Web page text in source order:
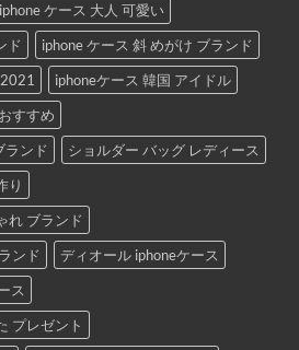
iphone ケース 大人 可愛い
ド
iphone ケース 斜 めがけ ブランド
iphoneケース 韓国 アイドル
すすめ
ランド
ショルダー バッグ レディース
り
れ ブランド
ンド
ディオール iphoneケース
ス
プレゼント